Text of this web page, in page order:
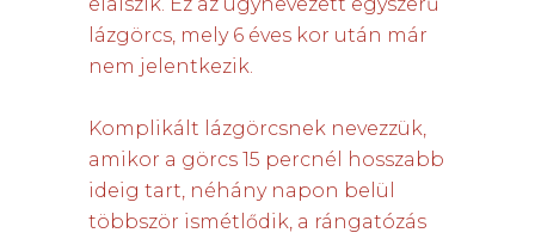
lázgörcs, mely 6 éves kor után már
nem jelentkezik.
Komplikált lázgörcsnek nevezzük,
amikor a görcs 15 percnél hosszabb
ideig tart, néhány napon belül
többször ismétlődik, a rángatózás